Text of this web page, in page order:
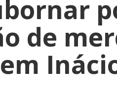
de